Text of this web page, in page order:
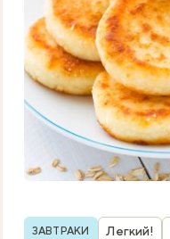
Рубрика
ЗАВТРАКИ Легкий!